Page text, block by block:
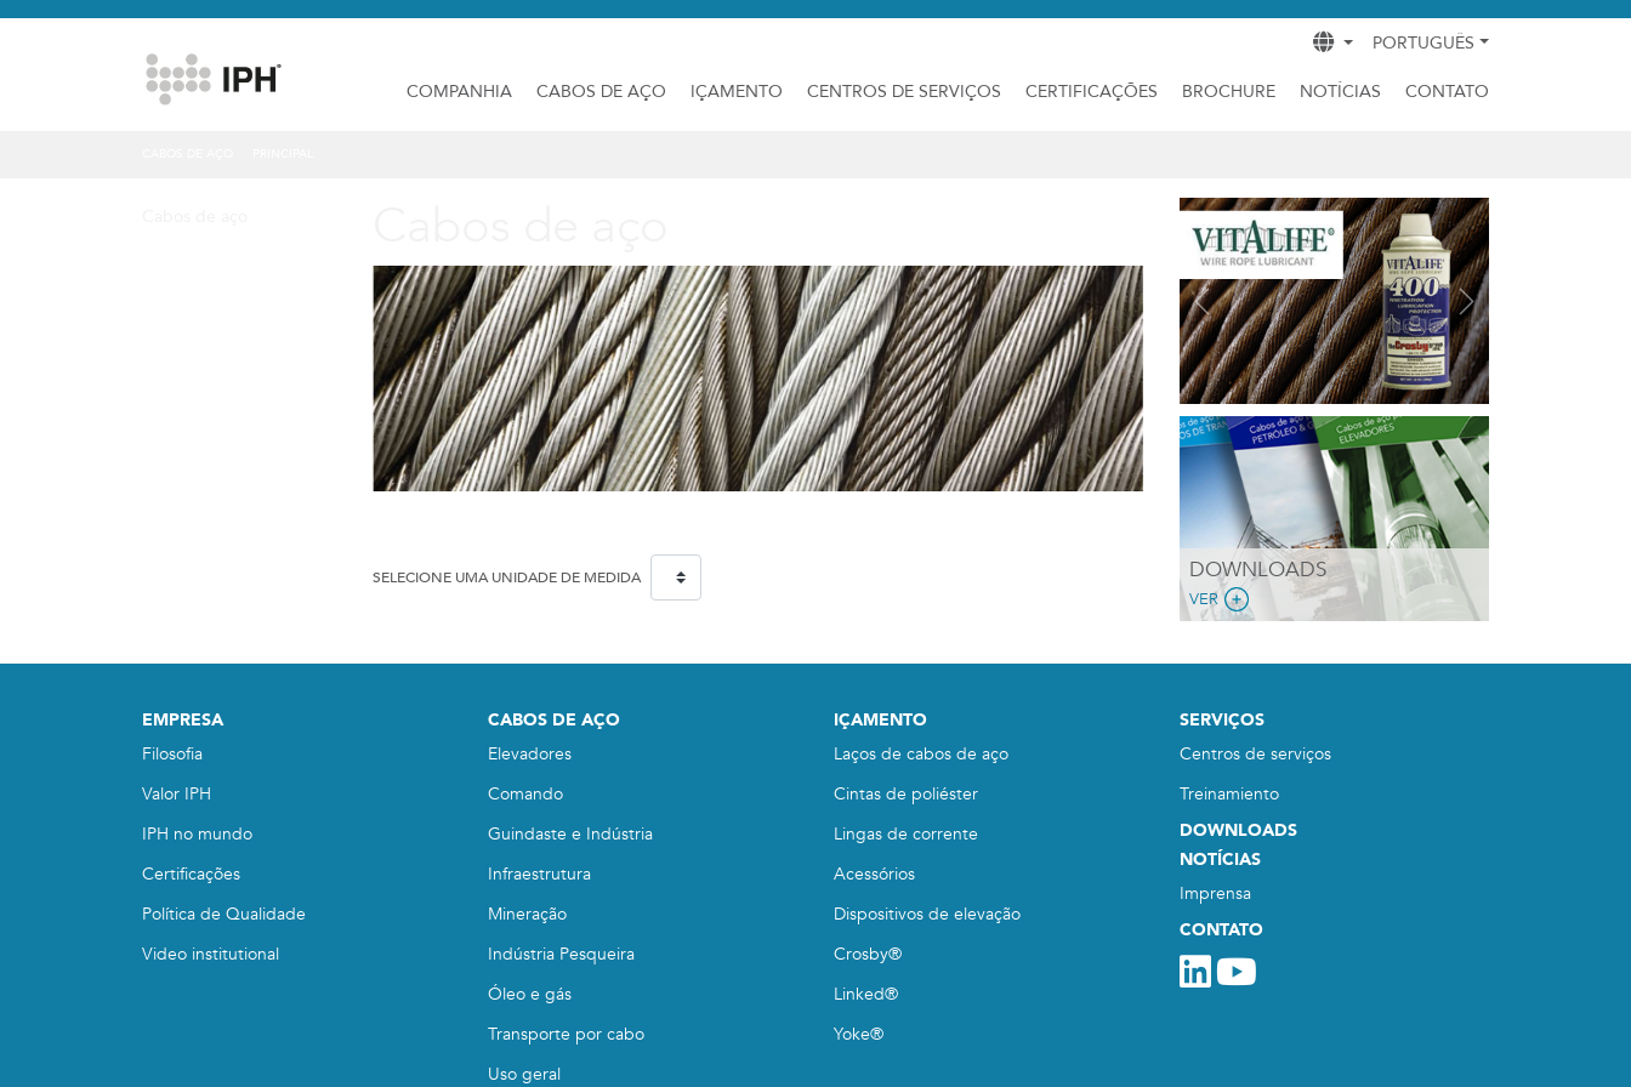
PORTUGUÊS
COMPANHIA CABOS DE AÇO IÇAMENTO CENTROS DE SERVIÇOS CERTIFICAÇÕES BROCHURE NOTÍCIAS CONTATO
SELECIONE UMA UNIDADE DE MEDIDA
Previous Next
DOWNLOADS
VER
EMPRESA
Filosofia
Valor IPH
IPH no mundo
Certificações
Política de Qualidade
Video institutional
CABOS DE AÇO
Elevadores
Comando
Guindaste e Indústria
Infraestrutura
Mineração
Indústria Pesqueira
Óleo e gás
Transporte por cabo
Uso geral
IÇAMENTO
Laços de cabos de aço
Cintas de poliéster
Lingas de corrente
Acessórios
Dispositivos de elevação
Crosby®
Linked®
Yoke®
SERVIÇOS
Centros de serviços
Treinamiento
DOWNLOADS
NOTÍCIAS
Imprensa
CONTATO